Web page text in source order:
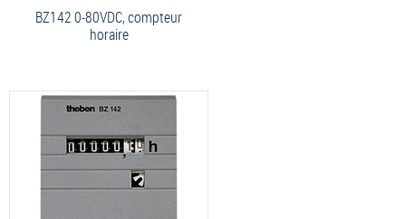
BZ142 0-80VDC, compteur
horaire